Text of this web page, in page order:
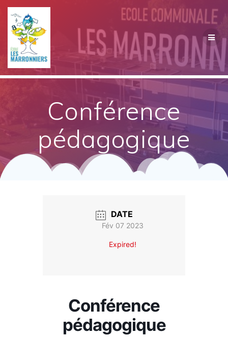
Conférence
pédagogique
DATE
Fév 07 2023
Expired!
Conférence
pédagogique